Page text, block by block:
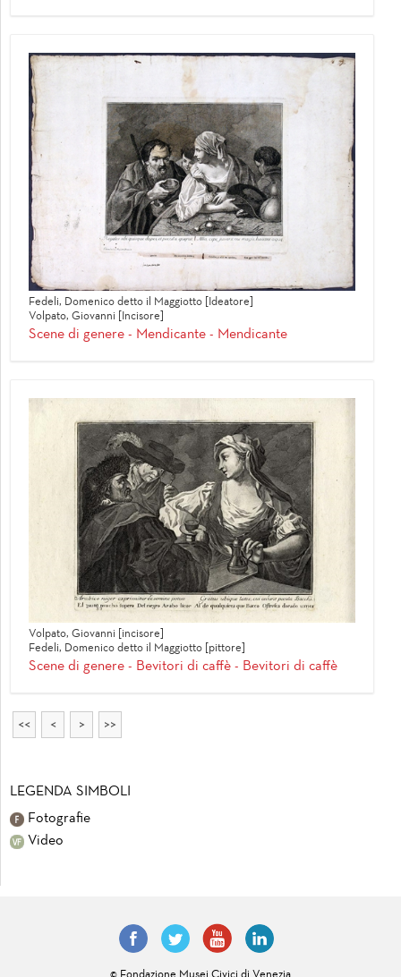
Fedeli, Domenico detto il Maggiotto [Ideatore]
Volpato, Giovanni [Incisore]
Scene di genere - Mendicante - Mendicante
Volpato, Giovanni [incisore]
Fedeli, Domenico detto il Maggiotto [pittore]
Scene di genere - Bevitori di caffè - Bevitori di caffè
<< < > >>
LEGENDA SIMBOLI
Fotografie
Video